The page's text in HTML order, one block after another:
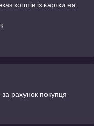
коштів із картки на
рахунок покупця